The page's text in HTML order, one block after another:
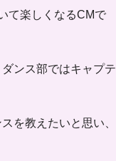
て楽しくなるCMで
ダンス部ではキャプテ
を教えたいと思い、